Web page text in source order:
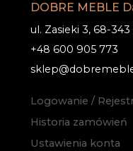
DOBRE MEBLE
ul. Zasieki 3, 68-
+48 600 905 773
Logowanie /
Historia zamówień
Ustawienia konta